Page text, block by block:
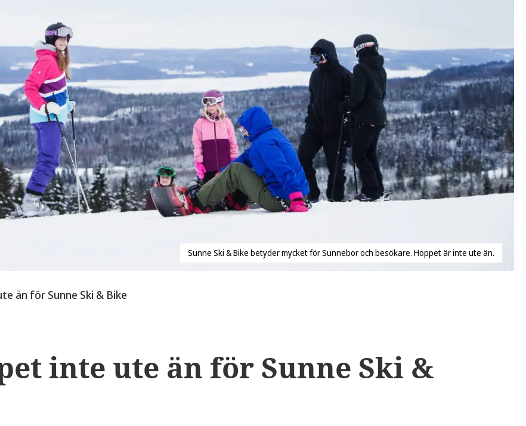
Sunne Ski & Bike betyder mycket för Sunnebor och besökare. Hoppet är inte ute än.
än för Sunne Ski & Bike
inte ute än för Sunne Ski &